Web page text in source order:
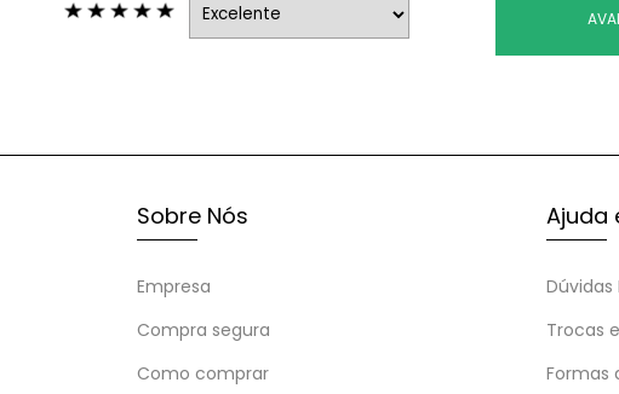
Sobre Nós
Empresa
Compra segura
Como comprar
Ajuda
Dúvidas
Trocas
Formas